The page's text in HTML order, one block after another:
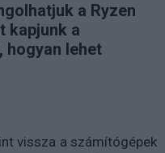
a Ryzen
kapjunk a
hogyan lehet
vissza a számítógépek